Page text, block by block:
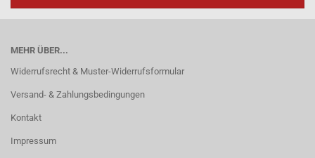
MEHR ÜBER...
Widerrufsrecht & Muster-Widerrufsformular
Versand- & Zahlungsbedingungen
Kontakt
Impressum